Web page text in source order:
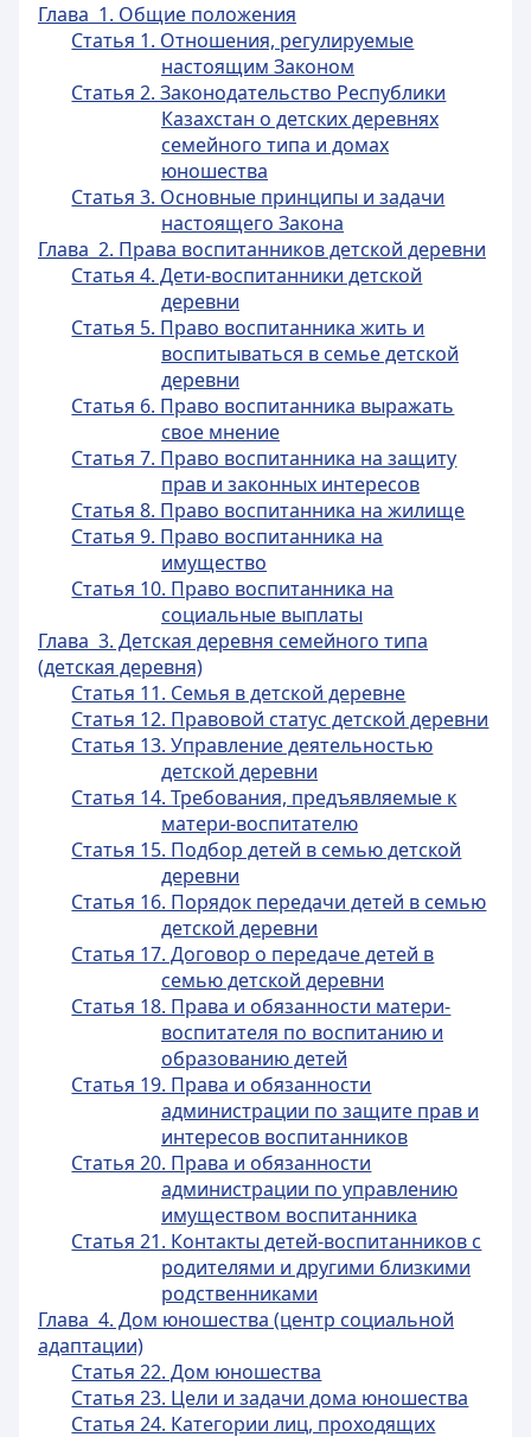
Глава 1. Общие положения
Статья 1. Отношения, регулируемые
настоящим Законом
Статья 2. Законодательство Республики
Казахстан о детских деревнях
семейного типа и домах
юношества
Статья 3. Основные принципы и задачи
настоящего Закона
Глава 2. Права воспитанников детской деревни
Статья 4. Дети-воспитанники детской
деревни
Статья 5. Право воспитанника жить и
воспитываться в семье детской
деревни
Статья 6. Право воспитанника выражать
свое мнение
Статья 7. Право воспитанника на защиту
прав и законных интересов
Статья 8. Право воспитанника на жилище
Статья 9. Право воспитанника на
имущество
Статья 10. Право воспитанника на
социальные выплаты
Глава 3. Детская деревня семейного типа
(детская деревня)
Статья 11. Семья в детской деревне
Статья 12. Правовой статус детской деревни
Статья 13. Управление деятельностью
детской деревни
Статья 14. Требования, предъявляемые к
матери-воспитателю
Статья 15. Подбор детей в семью детской
деревни
Статья 16. Порядок передачи детей в семью
детской деревни
Статья 17. Договор о передаче детей в
семью детской деревни
Статья 18. Права и обязанности матери-
воспитателя по воспитанию и
образованию детей
Статья 19. Права и обязанности
администрации по защите прав и
интересов воспитанников
Статья 20. Права и обязанности
администрации по управлению
имуществом воспитанника
Статья 21. Контакты детей-воспитанников с
родителями и другими близкими
родственниками
Глава 4. Дом юношества (центр социальной
адаптации)
Статья 22. Дом юношества
Статья 23. Цели и задачи дома юношества
Статья 24. Категории лиц, проходящих